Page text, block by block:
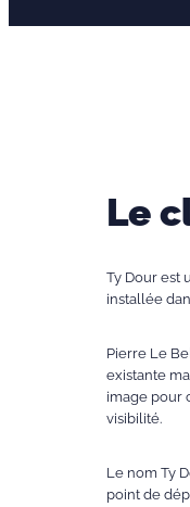
Le
Ty Dour est
installée
Pierre Le
existante
image pour
visibilité.
Le nom Ty
point de